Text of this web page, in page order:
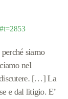
siamo
nel
[…] La
e dal litigio. E’